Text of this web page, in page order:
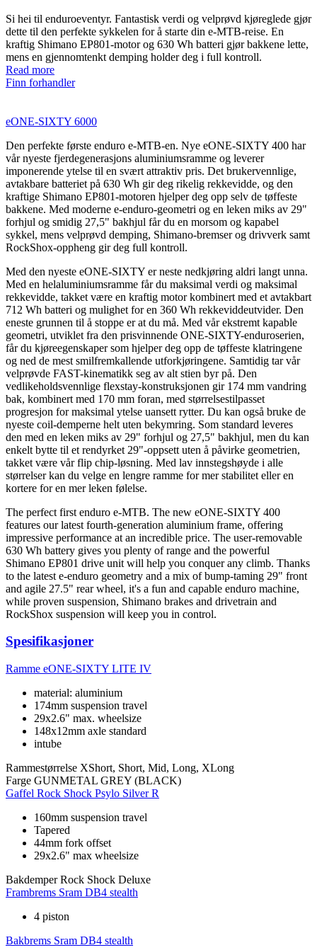
Si hei til enduroeventyr. Fantastisk verdi og velprøvd kjøreglede gjør
dette til den perfekte sykkelen for å starte din e‑MTB-reise. En
kraftig Shimano EP801-motor og 630 Wh batteri gjør bakkene lette,
mens en gjennomtenkt demping holder deg i full kontroll.
Read more
Finn forhandler
eONE-SIXTY 6000
Den perfekte første enduro e‑MTB-en. Nye eONE‑SIXTY 400 har
vår nyeste fjerdegenerasjons aluminiumsramme og leverer
imponerende ytelse til en svært attraktiv pris. Det brukervennlige,
avtakbare batteriet på 630 Wh gir deg rikelig rekkevidde, og den
kraftige Shimano EP801-motoren hjelper deg opp selv de tøffeste
bakkene. Med moderne e‑enduro-geometri og en leken miks av 29"
forhjul og smidig 27,5" bakhjul får du en morsom og kapabel
sykkel, mens velprøvd demping, Shimano-bremser og drivverk samt
RockShox-oppheng gir deg full kontroll.
Med den nyeste eONE‑SIXTY er neste nedkjøring aldri langt unna.
Med en helaluminiumsramme får du maksimal verdi og maksimal
rekkevidde, takket være en kraftig motor kombinert med et avtakbart
712 Wh batteri og mulighet for en 360 Wh rekkeviddeutvider. Den
eneste grunnen til å stoppe er at du må. Med vår ekstremt kapable
geometri, utviklet fra den prisvinnende ONE‑SIXTY-enduroserien,
får du kjøreegenskaper som hjelper deg opp de tøffeste klatringene
og ned de mest smilfremkallende utforkjøringene. Samtidig tar vår
velprøvde FAST-kinematikk seg av alt stien byr på. Den
vedlikeholdsvennlige flexstay-konstruksjonen gir 174 mm vandring
bak, kombinert med 170 mm foran, med størrelsestilpasset
progresjon for maksimal ytelse uansett rytter. Du kan også bruke de
nyeste coil-demperne helt uten bekymring. Som standard leveres
den med en leken miks av 29" forhjul og 27,5" bakhjul, men du kan
enkelt bytte til et rendyrket 29"-oppsett uten å påvirke geometrien,
takket være vår flip chip-løsning. Med lav innstegshøyde i alle
størrelser kan du velge en lengre ramme for mer stabilitet eller en
kortere for en mer leken følelse.
The perfect first enduro e-MTB. The new eONE-SIXTY 400
features our latest fourth-generation aluminium frame, offering
impressive performance at an incredible price. The user-removable
630 Wh battery gives you plenty of range and the powerful
Shimano EP801 drive unit will help you conquer any climb. Thanks
to the latest e-enduro geometry and a mix of bump-taming 29" front
and agile 27.5" rear wheel, it's a fun and capable enduro machine,
while proven suspension, Shimano brakes and drivetrain and
RockShox suspension will keep you in control.
Spesifikasjoner
Ramme eONE-SIXTY LITE IV
material: aluminium
174mm suspension travel
29x2.6" max. wheelsize
148x12mm axle standard
intube
Rammestørrelse XShort, Short, Mid, Long, XLong
Farge GUNMETAL GREY (BLACK)
Gaffel Rock Shock Psylo Silver R
160mm suspension travel
Tapered
44mm fork offset
29x2.6" max wheelsize
Bakdemper Rock Shock Deluxe
Frambrems Sram DB4 stealth
4 piston
Bakbrems Sram DB4 stealth